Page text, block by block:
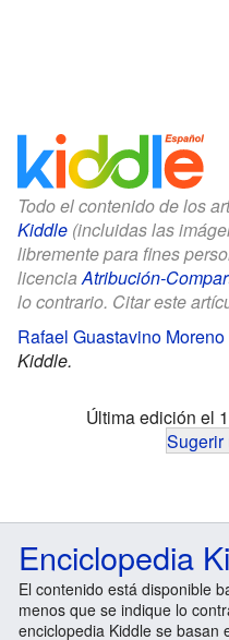
Todo el contenido de los
Kiddle (incluidas las
libremente para fines
licenciaAtribución-
lo contrario. Citar este
Rafael Guastavino
Kiddle.
Última edición el
Sugerir
Enciclopedia
El contenido está disponible
menos que se indique lo
enciclopedia Kiddle se basan